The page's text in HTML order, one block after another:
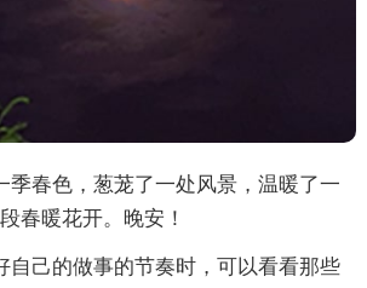
季春色，葱茏了一处风景，温暖了一
春暖花开。晚安！
自己的做事的节奏时，可以看看那些